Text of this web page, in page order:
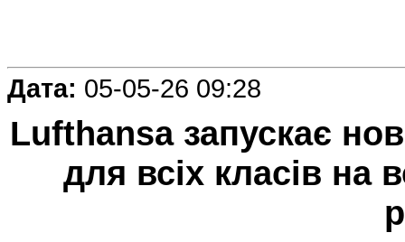
Дата: 05-05-26 09:28
Lufthansa запускає
для всіх класів на